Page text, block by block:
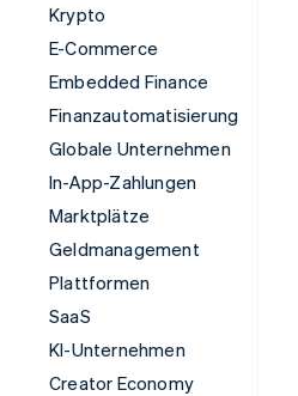
Krypto
E-Commerce
Embedded Finance
Finanzautomatisierung
Globale Unternehmen
In-App-Zahlungen
Marktplätze
Geldmanagement
Plattformen
SaaS
KI-Unternehmen
Creator Economy